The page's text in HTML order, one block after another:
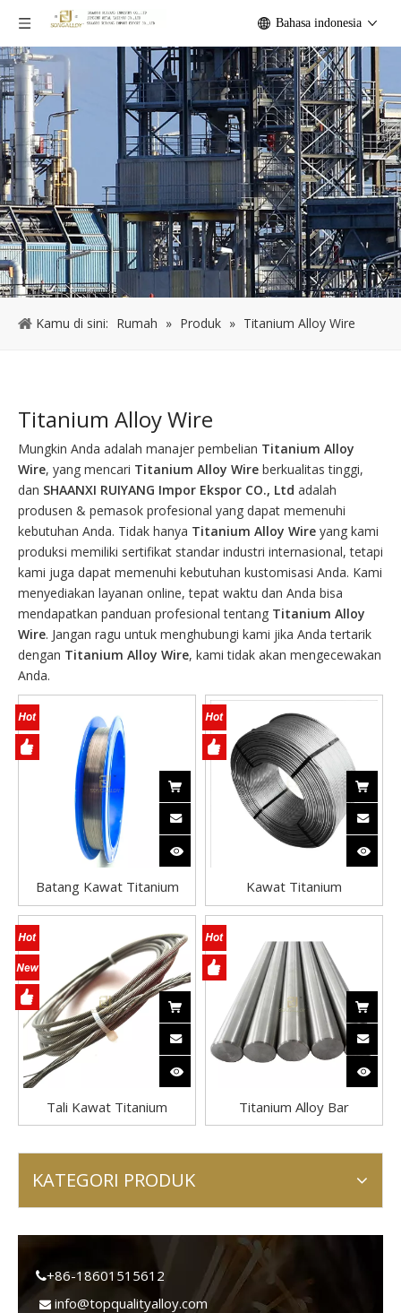
Bahasa indonesia
Kamu di sini: Rumah » Produk » Titanium Alloy Wire
Titanium Alloy Wire
Mungkin Anda adalah manajer pembelian Titanium Alloy
Wire, yang mencari Titanium Alloy Wire berkualitas tinggi,
dan SHAANXI RUIYANG Impor Ekspor CO., Ltd adalah
produsen & pemasok profesional yang dapat memenuhi
kebutuhan Anda. Tidak hanya Titanium Alloy Wire yang kami
produksi memiliki sertifikat standar industri internasional, tetapi
kami juga dapat memenuhi kebutuhan kustomisasi Anda. Kami
menyediakan layanan online, tepat waktu dan Anda bisa
mendapatkan panduan profesional tentang Titanium Alloy
Wire. Jangan ragu untuk menghubungi kami jika Anda tertarik
dengan Titanium Alloy Wire, kami tidak akan mengecewakan
Anda.
Batang Kawat Titanium
Gr5
Kawat Titanium
Tali Kawat Titanium Titanium Alloy Bar
KATEGORI PRODUK
+86-18601515612
 info@topqualityalloy.com